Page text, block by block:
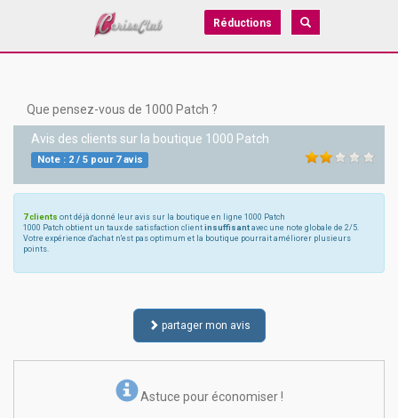
Réductions
Que pensez-vous de 1000 Patch ?
Avis des clients sur la boutique 1000 Patch
Note : 2/ 5pour 7avis
7 clients ont déjà donné leur avis sur la boutique en ligne 1000 Patch
1000 Patch obtient un taux de satisfaction client insuffisant avec une note globale de 2/5.
Votre expérience d'achat n'est pas optimum et la boutique pourrait améliorer plusieurs
points.
partager mon avis
Astuce pour économiser !